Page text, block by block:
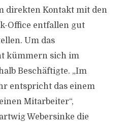
direkten Kontakt mit den
Office entfallen gut
Um das
kümmern sich im
Beschäftigte. „Im
entspricht das einem
Mitarbeiter“,
Webersinke die